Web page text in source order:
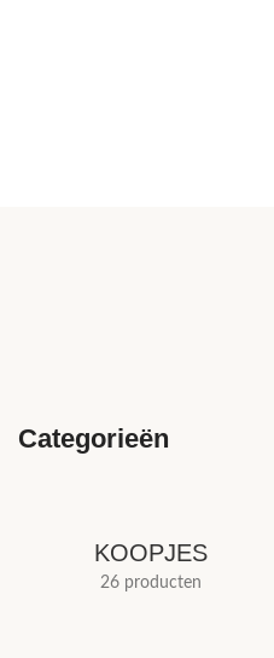
Categorieën
KOOPJES
26 producten